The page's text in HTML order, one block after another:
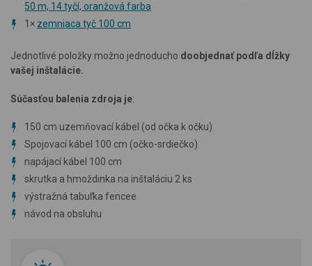
50 m, 14 tyčí, oranžová farba
1× zemniaca tyč 100 cm
Jednotlivé položky možno jednoducho doobjednať podľa dĺžky
vašej inštalácie.
Súčasťou balenia zdroja je:
150 cm uzemňovací kábel (od očka k očku)
Spojovací kábel 100 cm (očko-srdiečko)
napájací kábel 100 cm
skrutka a hmoždinka na inštaláciu 2 ks
výstražná tabuľka fencee
návod na obsluhu